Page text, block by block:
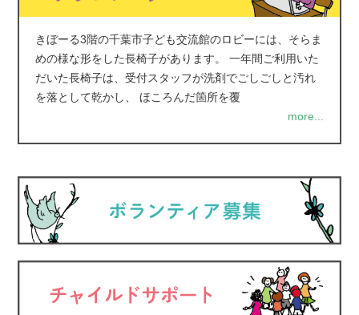
きぼーる3階の千葉市子ども交流館のロビーには、そらま
めの様な形をした長椅子があります。 一年間ご利用いた
だいた長椅子は、受付スタッフが洗剤でごしごしと汚れ
を落として乾かし、 ほころんだ箇所を覆
more...